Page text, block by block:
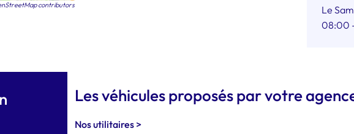
Le
08:00
contributors
Les véhicules proposés par votre
Nos utilitaires >